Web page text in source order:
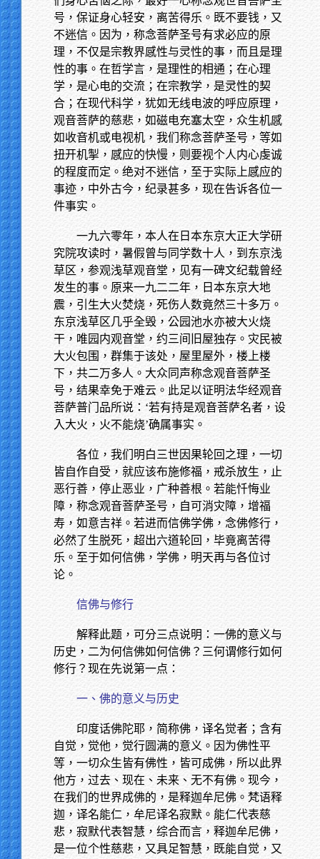
号，保证身心轻安，离苦得乐。既不要钱，又
不迷信。因为，称念菩萨圣号有求必应的原
理，不仅是宗教界感性与灵性的事，而且是理
性的事。在哲学言，是理性的相通；在心理
学，是心电的交流；在宗教学，是灵性的契
合；在现代科学，犹如无线电波的呼应原理，
观音菩萨的慈悲，如磁电充塞太空，众生机感
如收音机或电视机，我们称念菩萨圣号，等如
扭开机掣，感应的快慢，则要视个人内心虔诚
的程度而定。绝对不迷信，至于实际上感应的
事迹，中外古今，纪录甚多，现在告诉各位一
件事实。
一九六零年，本人在日本东京大正大学研
究院攻读时，暑假曾与同学数十人，到东京浅
草区，参观浅草观音堂，见有一碑文纪载曾经
发生的事。原来一九二二年，日本东京大地
震，引生大火焚烧，死伤人数竟然三十多万。
东京浅草区几乎全毁，公园池水亦被大火烧
干，唯园内观音堂，约三间旧屋独存。灾民被
大火包围，群集于该处，屋里屋外，楼上楼
下，共二万多人。大众同声称念观音菩萨圣
号，结果幸免于难云。此足以证明法华经观音
菩萨普门品所说：‘若有持是观音菩萨名者，设
入大火，火不能烧’确属事实。
各位，我们明白三世因果轮回之理，一切
皆自作自受，就应该布施修福，戒杀放生，止
恶行善，停止恶业，广种善根。若能忏悔业
障，称念观音菩萨圣号，自可消灾障，增福
寿，如意吉祥。若进而信佛学佛，念佛修行，
必然了生脱死，超出六道轮回，毕竟离苦得
乐。至于如何信佛，学佛，明天再与各位讨
论。
信佛与修行
解释此题，可分三点说明：一佛的意义与
历史，二为何信佛如何信佛？三何谓修行如何
修行？现在先说第一点：
一、佛的意义与历史
印度话佛陀耶，简称佛，译名觉者；含有
自觉，觉他，觉行圆满的意义。因为佛性平
等，一切众生皆有佛性，皆可成佛，所以此界
他方，过去、现在、未来、无不有佛。现今，
在我们的世界成佛的，是释迦牟尼佛。梵语释
迦，译名能仁，牟尼译名寂默。能仁代表慈
悲，寂默代表智慧，综合而言，释迦牟尼佛，
是一位个性慈悲，又具足智慧，既能自觉，又